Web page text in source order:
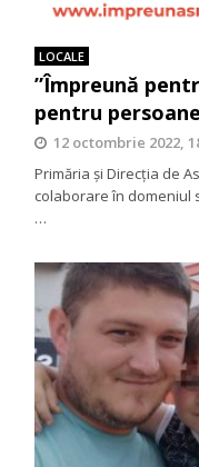
LOCALE
”Împreună
pentru
12 octombrie 2022,
Primăria și Direcția de
colaborare în domeniul
…